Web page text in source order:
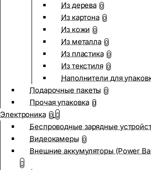
Из дерева 0
Из картона 0
Из кожи 0
Из металла 0
Из пластика 0
Из текстиля 0
Наполнители для
Подарочные пакеты 0
Прочая упаковка 0
Электроника 0
Беспроводные зарядные
Видеокамеры 0
Внешние аккумуляторы (Power